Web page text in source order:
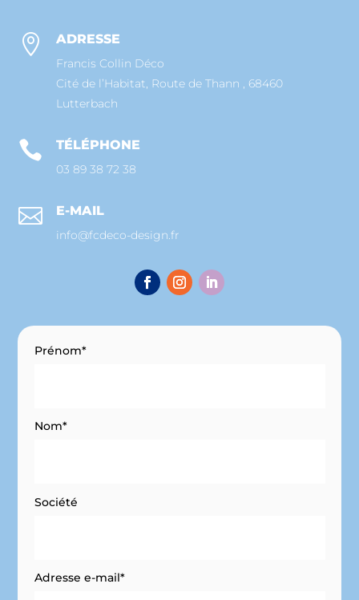
 ADRESSE
Francis Collin Déco
Cité de l’Habitat, Route de Thann , 68460
Lutterbach
 TÉLÉPHONE
03 89 38 72 38
 E-MAIL
info@fcdeco-design.fr
Prénom*
Nom*
Société
Adresse e-mail*